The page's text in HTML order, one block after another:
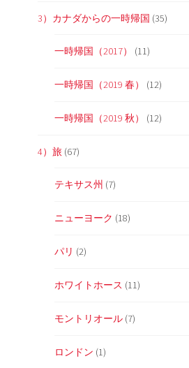
3）カナダからの一時帰国 (35)
一時帰国（2017） (11)
一時帰国（2019 春） (12)
一時帰国（2019 秋） (12)
4）旅 (67)
テキサス州 (7)
ニューヨーク (18)
パリ (2)
ホワイトホース (11)
モントリオール (7)
ロンドン (1)